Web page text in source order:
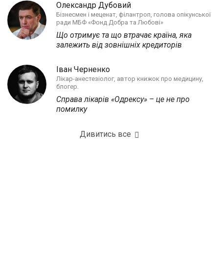
Олександр Дубовий
Бізнесмен і меценат, філантроп, голова опікунської
ради МБФ «Фонд Добра та Любові»
Що отримує та що втрачає країна, яка
залежить від зовнішніх кредиторів
Іван Черненко
Лікар-анестезіолог, автор книжок про медицину,
блогер.
Справа лікарів «Одрексу» – це не про
помилку
Дивитись все